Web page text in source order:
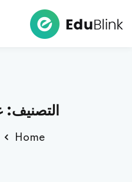
to
التصنيف:
Home
Sign in